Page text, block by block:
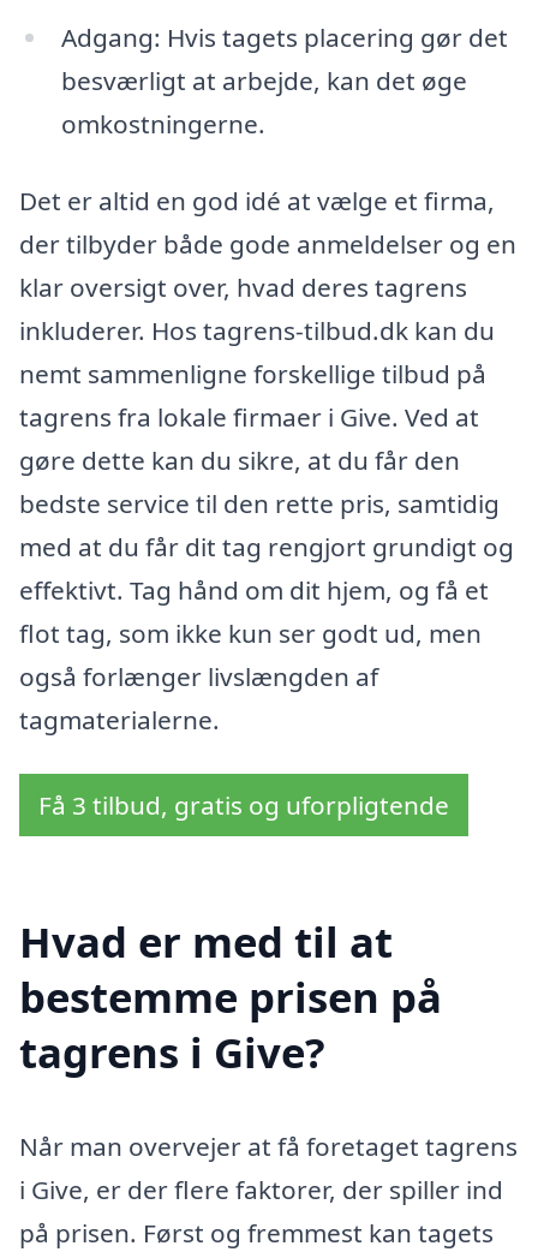
Adgang: Hvis tagets placering gør det
besværligt at arbejde, kan det øge
omkostningerne.
Det er altid en god idé at vælge et firma,
der tilbyder både gode anmeldelser og en
klar oversigt over, hvad deres tagrens
inkluderer. Hos tagrens-tilbud.dk kan du
nemt sammenligne forskellige tilbud på
tagrens fra lokale firmaer i Give. Ved at
gøre dette kan du sikre, at du får den
bedste service til den rette pris, samtidig
med at du får dit tag rengjort grundigt og
effektivt. Tag hånd om dit hjem, og få et
flot tag, som ikke kun ser godt ud, men
også forlænger livslængden af ​​
tagmaterialerne.
Få 3 tilbud, gratis og uforpligtende
Hvad er med til at
bestemme prisen på
tagrens i Give?
Når man overvejer at få foretaget tagrens
i Give, er der flere faktorer, der spiller ind
på prisen. Først og fremmest kan tagets